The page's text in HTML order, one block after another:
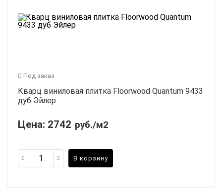
Под заказ
Кварц виниловая плитка Floorwood Quantum 9433
дуб Эйлер
Цена: 2742 руб./м2
В корзину